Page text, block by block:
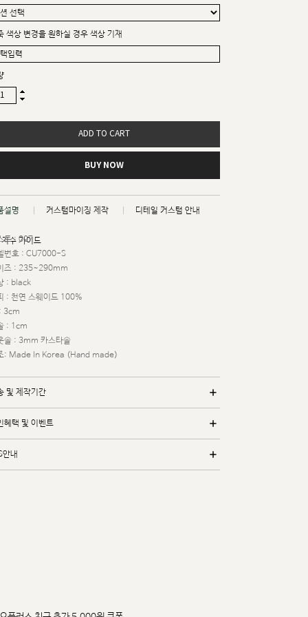
색상 변경을 원하실 경우 색상 기재
ADD TO CART
BUY NOW
설명 커스텀마이징 제작 디테일 커스텀 안내
치수 가이드
트 : 007
번호 : CU7000-S
즈 : 235~290mm
: black
: 천연 스웨이드 100%
3cm
: 1cm
솔 : 3mm 카스타솔
: Made In Korea (Hand made)
및 제작기간
혜택 및 이벤트
내